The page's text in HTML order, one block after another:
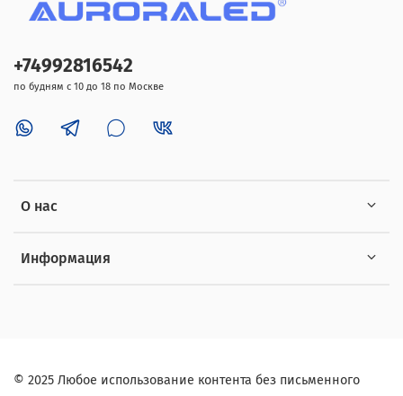
О нас
Информация
+74992816542
по будням с 10 до 18 по Москве
© 2025 Любое использование контента без письменного